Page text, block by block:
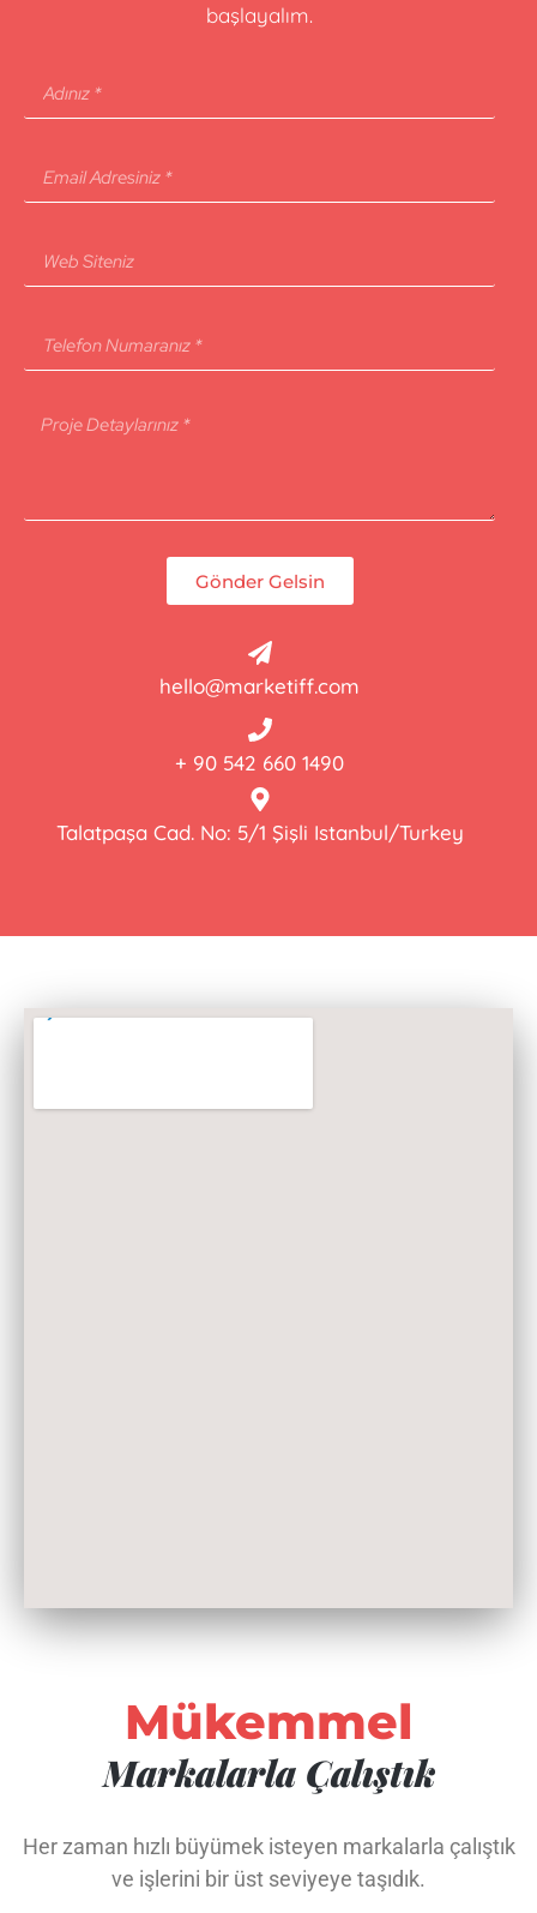
başlayalım.
Gönder Gelsin
hello@marketiff.com
+ 90 542 660 1490
Talatpaşa Cad. No: 5/1 Şişli Istanbul/Turkey
Mükemmel
Markalarla Çalıştık
Her zaman hızlı büyümek isteyen markalarla çalıştık
ve işlerini bir üst seviyeye taşıdık.